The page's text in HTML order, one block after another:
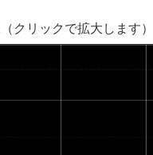
クリックで拡大します）